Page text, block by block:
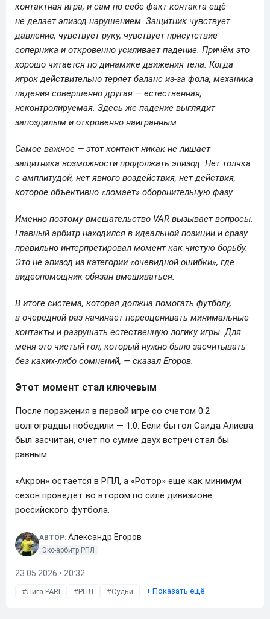
контактная игра, и сам по себе факт контакта ещё
не делает эпизод нарушением. Защитник чувствует
давление, чувствует руку, чувствует присутствие
соперника и откровенно усиливает падение. Причём это
хорошо читается по динамике движения тела. Когда
игрок действительно теряет баланс из-за фола, механика
падения совершенно другая — естественная,
неконтролируемая. Здесь же падение выглядит
запоздалым и откровенно наигранным.
Самое важное — этот контакт никак не лишает
защитника возможности продолжать эпизод. Нет толчка
с амплитудой, нет явного воздействия, нет действия,
которое объективно «ломает» оборонительную фазу.
Именно поэтому вмешательство VAR вызывает вопросы.
Главный арбитр находился в идеальной позиции и сразу
правильно интерпретировал момент как чистую борьбу.
Это не эпизод из категории «очевидной ошибки», где
видеопомощник обязан вмешиваться.
В итоге система, которая должна помогать футболу,
в очередной раз начинает переоценивать минимальные
контакты и разрушать естественную логику игры. Для
меня это чистый гол, который нужно было засчитывать
без каких-либо сомнений, — сказал Егоров.
Этот момент стал ключевым
После поражения в первой игре со счетом 0:2
волгоградцы победили — 1:0. Если бы гол Саида Алиева
был засчитан, счет по сумме двух встреч стал бы
равным.
«Акрон» остается в РПЛ, а «Ротор» еще как минимум
сезон проведет во втором по силе дивизионе
российского футбола.
АВТОР: Александр Егоров
Экс-арбитр РПЛ
23.05.2026 • 20:32
Лига PARI РПЛ Судьи + Показать ещё